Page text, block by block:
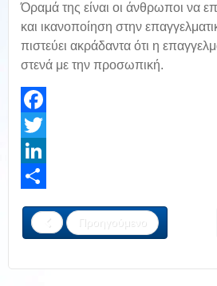
Όραμά της είναι οι άνθρωποι να
και ικανοποίηση στην
πιστεύει ακράδαντα ότι η
στενά με την προσωπική.
Facebook
Twitter
LinkedIn
Προηγούμενο